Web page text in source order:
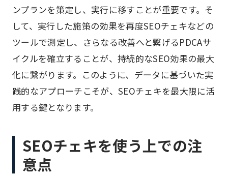
ンプランを策定し、実行に移すことが重要です。そ
して、実行した施策の効果を再度SEOチェキなどの
ツールで測定し、さらなる改善へと繋げるPDCAサ
イクルを確立することが、持続的なSEO効果の最大
化に繋がります。このように、データに基づいた実
践的なアプローチこそが、SEOチェキを最大限に活
用する鍵となります。
SEOチェキを使う上での注
意点